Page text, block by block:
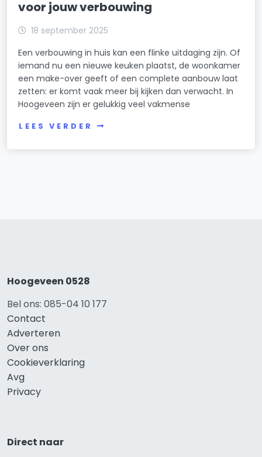
voor jouw verbouwing
18 september 2025
Een verbouwing in huis kan een flinke uitdaging zijn. Of
iemand nu een nieuwe keuken plaatst, de woonkamer
een make-over geeft of een complete aanbouw laat
zetten: er komt vaak meer bij kijken dan verwacht. In
Hoogeveen zijn er gelukkig veel vakmense
LEES VERDER
Hoogeveen 0528
Bel ons: 085-04 10 177
Contact
Adverteren
Over ons
Cookieverklaring
Avg
Privacy
Direct naar